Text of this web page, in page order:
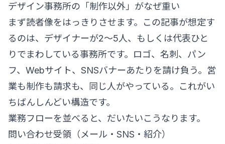
デザイン事務所の「制作以外」がなぜ重い
まず読者像をはっきりさせます。この記事が想定す
るのは、デザイナーが2〜5人、もしくは代表ひと
りでまわしている事務所です。ロゴ、名刺、パン
フ、Webサイト、SNSバナーあたりを請け負う。営
業も制作も請求も、同じ人がやっている。これがい
ちばんしんどい構造です。
業務フローを並べると、だいたいこうなります。
問い合わせ受領（メール・SNS・紹介）